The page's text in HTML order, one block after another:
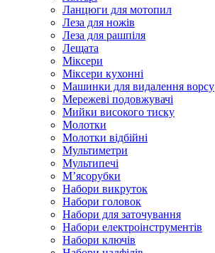
Ланцюги для мотопил
Леза для ножів
Леза для рашпіля
Лещата
Міксери
Міксери кухонні
Машинки для видалення ворсу
Мережеві подовжувачі
Мийки високого тиску
Молотки
Молотки відбійні
Мультиметри
Мультипечі
М’ясорубки
Набори викруток
Набори головок
Набори для заточування
Набори електроінструментів
Набори ключів